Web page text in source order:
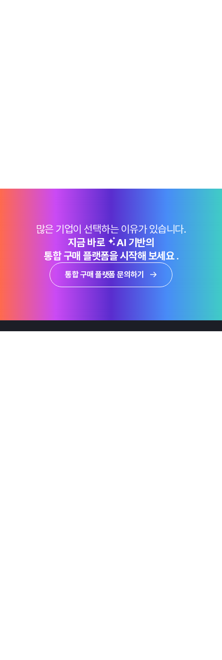
많은 기업이 선택하는 이유가 있습니다.
지금 바로
AI 기반의
통합 구매 플랫폼을 시작해 보세요 .
통합 구매 플랫폼 문의하기